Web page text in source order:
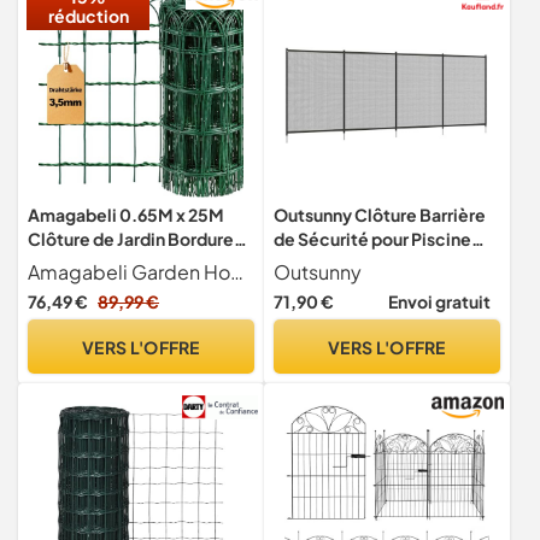
réduction
Amagabeli 0.65M x 25M
Clôture de Jardin Bordure
de Jardin Décorative Pliable
Clôture Rouleau en métal
RAL6005 Metallique le
Plantes Anti-Rouille Vert Fil
Amagabeli Garden Home
76,49 € 89,99 €
VERS L'OFFRE
Outsunny Clôture Barrière
de Sécurité pour Piscine
Lot de 4 365x126cm Noir
Outsunny
71,90 € Envoi gratuit
VERS L'OFFRE